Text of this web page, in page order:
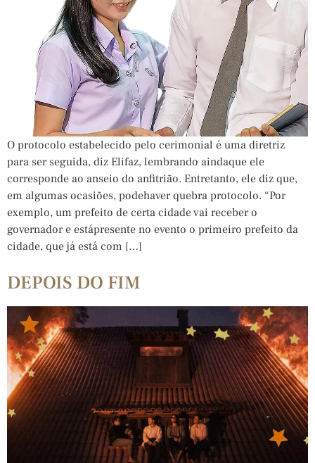
O protocolo estabelecido pelo cerimonial é uma diretriz
para ser seguida, diz Elifaz, lembrando aindaque ele
corresponde ao anseio do anfitrião. Entretanto, ele diz que,
em algumas ocasiões, podehaver quebra protocolo. “Por
exemplo, um prefeito de certa cidade vai receber o
governador e estápresente no evento o primeiro prefeito da
cidade, que já está com […]
DEPOIS DO FIM